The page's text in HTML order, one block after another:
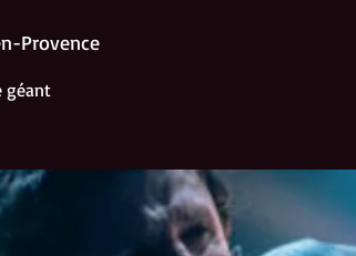
Provence
géant